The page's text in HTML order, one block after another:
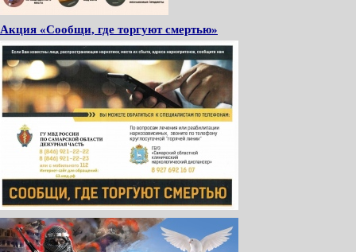
Акция «Сообщи, где торгуют смертью»